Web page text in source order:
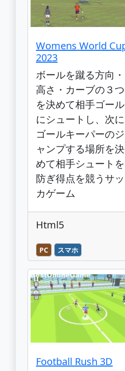
Womens World
2023
ボールを蹴る方向・
高さ・カーブの３つ
を決めて相手ゴール
にシュートし、次に
ゴールキーパーのジ
ャンプする場所を決
めて相手シュートを
防ぎ得点を競うサッ
カゲーム
Html5
PC スマホ
Football Rush 3D